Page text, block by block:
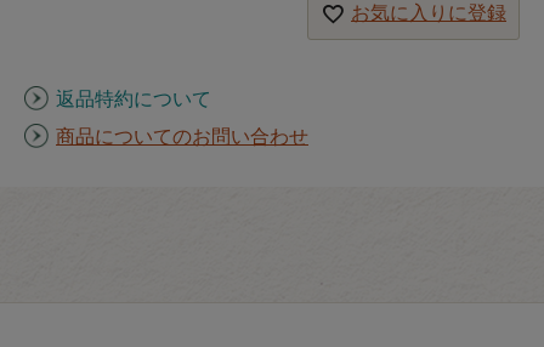
お気に入りに登録
返品特約について
商品についてのお問い合わせ